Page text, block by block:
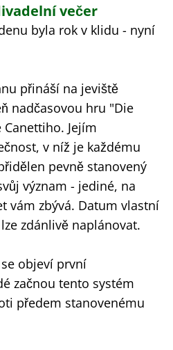
večer
byla rok v klidu - nyní
přináší na jeviště
nadčasovou hru "Die
Jejím
v níž je každému
pevně stanovený
význam - jediné, na
vám zbývá. Datum vlastní
zdánlivě naplánovat.
objeví první
začnou tento systém
předem stanovenému